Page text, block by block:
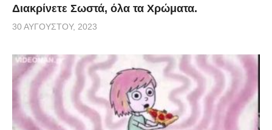
Διακρίνετε Σωστά, όλα τα Χρώματα.
30 ΑΥΓΟΎΣΤΟΥ, 2023